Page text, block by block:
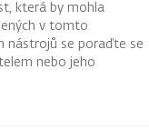
která by mohla
v tomto
nástrojů se poraďte se
nebo jeho